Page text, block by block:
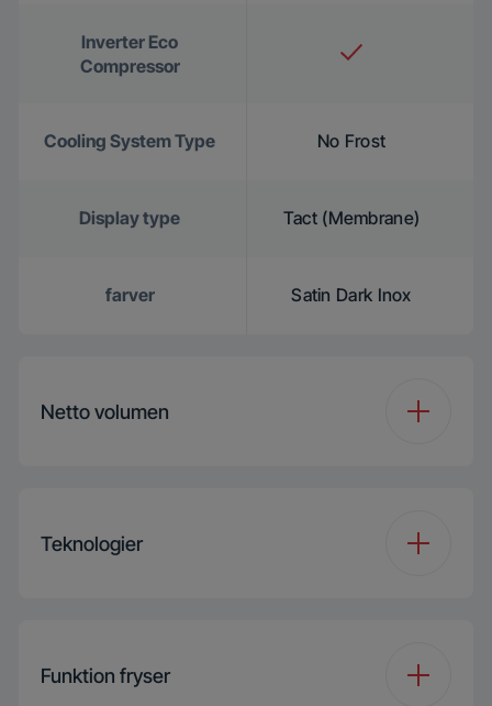
Inverter Eco
Compressor
Cooling System Type No Frost
Display type Tact (Membrane)
farver Satin Dark Inox
Netto volumen
Teknologier
Funktion fryser